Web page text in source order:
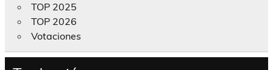
TOP 2025
TOP 2026
Votaciones